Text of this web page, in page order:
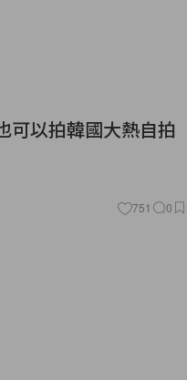
可以拍韓國大熱自拍
751 0